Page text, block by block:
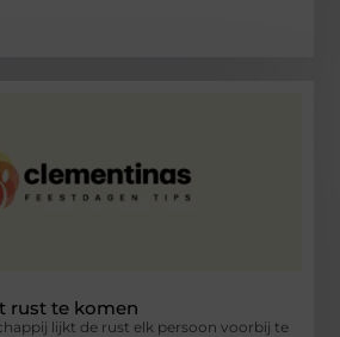
rust te komen
lijkt de rust elk persoon voorbij te